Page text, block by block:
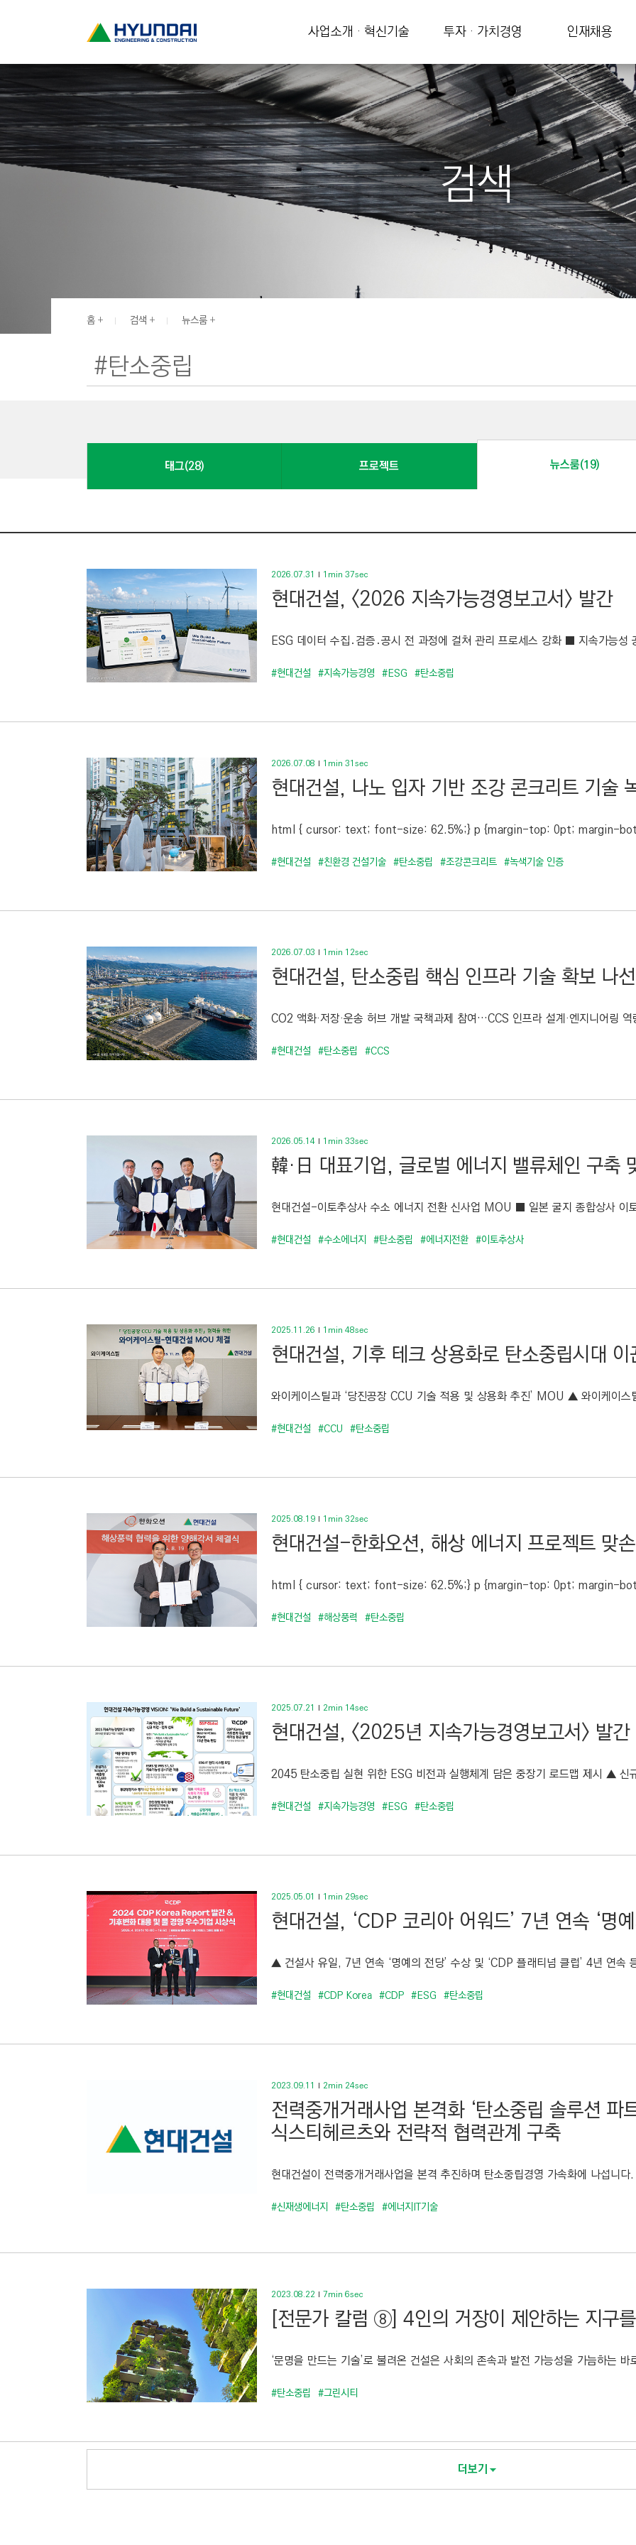
현
건
설
H
Y
U
N
G
N
&
O
S
T
R
U
C
T
I
N
사업소개 · 혁신기술 투자 · 가치경영 인재채용
검색
홈 검색 뉴스룸
태그(28) 프로젝트 뉴스룸(19)
2026.07.31 1min 37sec
현대건설, <2026 지속가능경영보고서> 발간
ESG 데이터 수집․검증․공시 전 과정에 걸쳐 관리 프로세스 강화 ■ 지속가능성
#현대건설 #지속가능경영 #ESG #탄소중립
2026.07.08 1min 31sec
현대건설, 나노 입자 기반 조강 콘크리트 기술
html { cursor: text; font-size: 62.5%;} p {margin-top: 0pt; margin-
#현대건설 #친환경 건설기술 #탄소중립 #조강콘크리트 #녹색기술 인증
2026.07.03 1min 12sec
현대건설, 탄소중립 핵심 인프라 기술 확보 나
CO2 액화·저장·운송 허브 개발 국책과제 참여…CCS 인프라 설계·엔지니어링
#현대건설 #탄소중립 #CCS
2026.05.14 1min 33sec
韓·日 대표기업, 글로벌 에너지 밸류체인 구축
현대건설-이토추상사 수소 에너지 전환 신사업 MOU ■ 일본 굴지 종합상사 이
#현대건설 #수소에너지 #탄소중립 #에너지전환 #이토추상사
2025.11.26 1min 48sec
현대건설, 기후 테크 상용화로 탄소중립시대 이
와이케이스틸과 ‘당진공장 CCU 기술 적용 및 상용화 추진’ MOU ▲ 와이케이스
#현대건설 #CCU #탄소중립
2025.08.19 1min 32sec
현대건설-한화오션, 해상 에너지 프로젝트 맞손
html { cursor: text; font-size: 62.5%;} p {margin-top: 0pt; margin-
#현대건설 #해상풍력 #탄소중립
2025.07.21 2min 14sec
현대건설, <2025년 지속가능경영보고서> 발간
2045 탄소중립 실현 위한 ESG 비전과 실행체계 담은 중장기 로드맵 제시 ▲ 신
#현대건설 #지속가능경영 #ESG #탄소중립
2025.05.01 1min 29sec
현대건설, ‘CDP 코리아 어워드’ 7년 연속 ‘명
▲ 건설사 유일, 7년 연속 ‘명예의 전당’ 수상 및 ‘CDP 플래티넘 클럽’ 4년 연속
#현대건설 #CDP Korea #CDP #ESG #탄소중립
2023.09.11 2min 24sec
전력중개거래사업 본격화 ‘탄소중립 솔루션 파
식스티헤르츠와 전략적 협력관계 구축
현대건설이 전력중개거래사업을 본격 추진하며 탄소중립경영 가속화에 나섭니
#신재생에너지 #탄소중립 #에너지IT기술
2023.08.22 7min 6sec
[전문가 칼럼 ⑧] 4인의 거장이 제안하는 지구
‘문명을 만드는 기술’로 불려온 건설은 사회의 존속과 발전 가능성을 가늠하는
#탄소중립 #그린시티
더보기